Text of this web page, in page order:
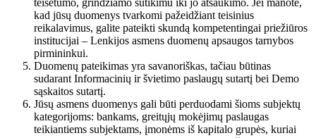
teisėtumo, grindžiamo sutikimu iki jo atšaukimo. Jei manote,
kad jūsų duomenys tvarkomi pažeidžiant teisinius
reikalavimus, galite pateikti skundą kompetentingai priežiūros
institucijai – Lenkijos asmens duomenų apsaugos tarnybos
pirmininkui.
Duomenų pateikimas yra savanoriškas, tačiau būtinas
sudarant Informacinių ir švietimo paslaugų sutartį bei Demo
sąskaitos sutartį.
Jūsų asmens duomenys gali būti perduodami šioms subjektų
kategorijoms: bankams, greitųjų mokėjimų paslaugas
teikiantiems subjektams, įmonėms iš kapitalo grupės, kuriai